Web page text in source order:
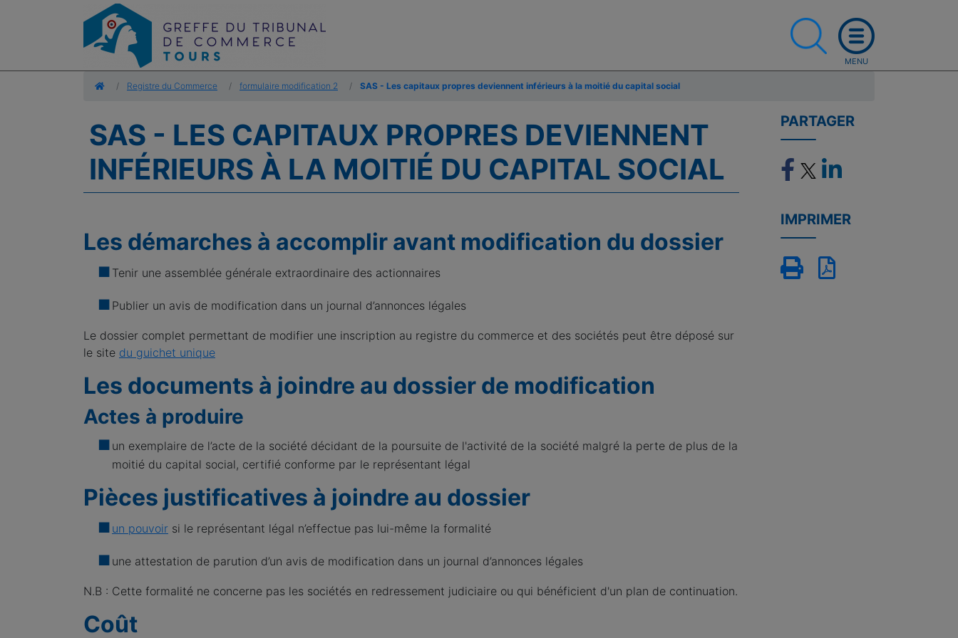
AccueilRegistre du Commerce formulaire modification 2 SAS - Les capitaux propres deviennent inférieurs à la moitié du capital social
SAS - LES CAPITAUX PROPRES DEVIENNENT
INFÉRIEURS À LA MOITIÉ DU CAPITAL SOCIAL
Les démarches à accomplir avant modification du dossier
Tenir une assemblée générale extraordinaire des actionnaires
Publier un avis de modification dans un journal d’annonces légales
Le dossier complet permettant de modifier une inscription au registre du commerce et des sociétés peut être déposé sur
le site du guichet unique
Les documents à joindre au dossier de modification
Actes à produire
un exemplaire de l’acte de la société décidant de la poursuite de l'activité de la société malgré la perte de plus de la
moitié du capital social, certifié conforme par le représentant légal
Pièces justificatives à joindre au dossier
un pouvoir si le représentant légal n’effectue pas lui-même la formalité
une attestation de parution d’un avis de modification dans un journal d’annonces légales
N.B : Cette formalité ne concerne pas les sociétés en redressement judiciaire ou qui bénéficient d'un plan de continuation.
Coût
PARTAGER
IMPRIMER